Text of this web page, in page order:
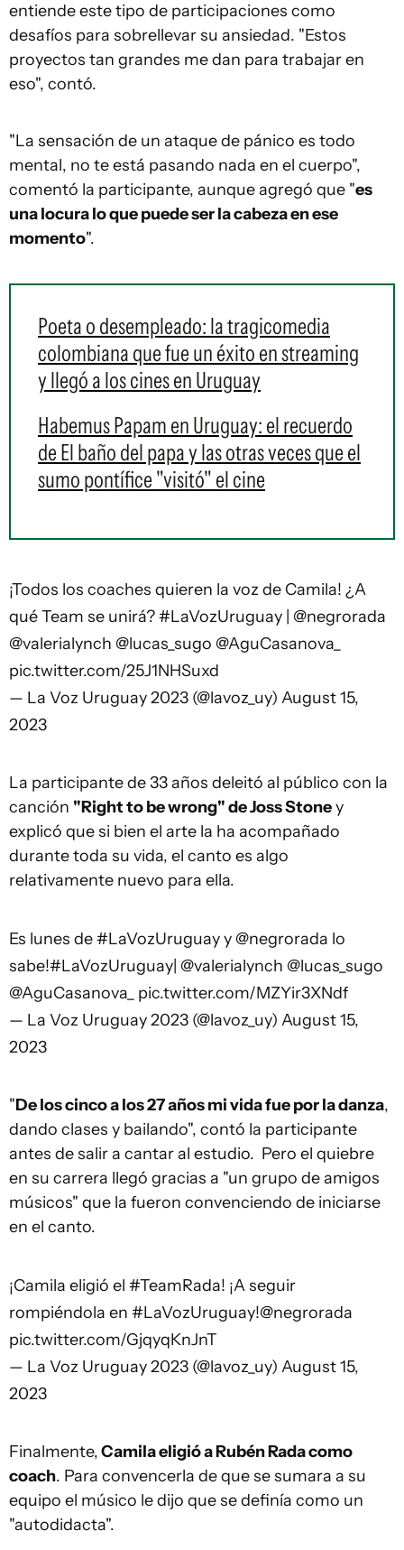
entiende este tipo de participaciones como
desafíos para sobrellevar su ansiedad. "Estos
proyectos tan grandes me dan para trabajar en
eso", contó.
"La sensación de un ataque de pánico es todo
mental, no te está pasando nada en el cuerpo",
comentó la participante, aunque agregó que "es
una locura lo que puede ser la cabeza en ese
momento".
Poeta o desempleado: la tragicomedia
colombiana que fue un éxito en streaming
y llegó a los cines en Uruguay
Habemus Papam en Uruguay: el recuerdo
de El baño del papa y las otras veces que el
sumo pontífice "visitó" el cine
¡Todos los coaches quieren la voz de Camila! ¿A
qué Team se unirá?#LaVozUruguay @negrorada
@valerialynch @lucas_sugo @AguCasanova_
pic.twitter.com/25J1NHSuxd
— La Voz Uruguay 2023 (@lavoz_uy) August 15,
2023
La participante de 33 años deleitó al público con la
canción "Right to be wrong" de Joss Stoney
explicó que si bien el arte la ha acompañado
durante toda su vida, el canto es algo
relativamente nuevo para ella.
Es lunes de#LaVozUruguayy @negrorada lo
sabe!#LaVozUruguay @valerialynch @lucas_sugo
@AguCasanova_ pic.twitter.com/MZYir3XNdf
— La Voz Uruguay 2023 (@lavoz_uy) August 15,
2023
"De los cinco a los 27 años mi vida fue por la danza,
dando clases y bailando", contó la participante
antes de salir a cantar al estudio. Pero el quiebre
en su carrera llegó gracias a "un grupo de amigos
músicos" que la fueron convenciendo de iniciarse
en el canto.
¡Camila eligió el #TeamRada! ¡A seguir
rompiéndola en #LaVozUruguay!@negrorada
pic.twitter.com/GjqyqKnJnT
— La Voz Uruguay 2023 (@lavoz_uy) August 15,
2023
Finalmente,Camila eligió a Rubén Rada como
coach. Para convencerla de que se sumara a su
equipo el músico le dijo que se definía como un
"autodidacta".